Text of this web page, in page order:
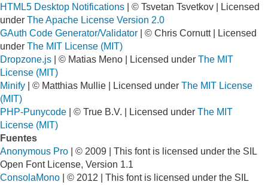
HTML5 Desktop Notifications | © Tsvetan Tsvetkov | Licensed
under The Apache License Version 2.0
GAuth Code Generator/Validator | © Chris Cornutt | Licensed
under The MIT License (MIT)
Dropzone.js | © Matias Meno | Licensed under The MIT
License (MIT)
Minify | © Matthias Mullie | Licensed under The MIT License
(MIT)
PHP-Punycode | © True B.V. | Licensed under The MIT
License (MIT)
Fuentes
Anonymous Pro | © 2009 | This font is licensed under the SIL
Open Font License, Version 1.1
ConsolaMono | © 2012 | This font is licensed under the SIL